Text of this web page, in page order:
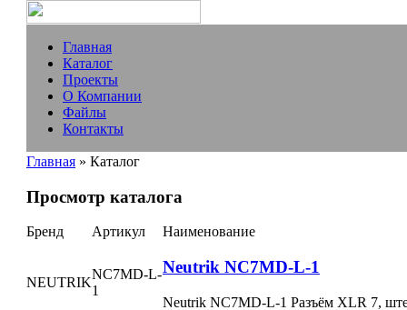
Главная
Каталог
Проекты
О Компании
Файлы
Контакты
Главная » Каталог
Просмотр каталога
Бренд Артикул Наименование
NEUTRIK
NC7MD-L-
1
Neutrik NC7MD-L-1
Neutrik NC7MD-L-1 Разъём XLR 7,